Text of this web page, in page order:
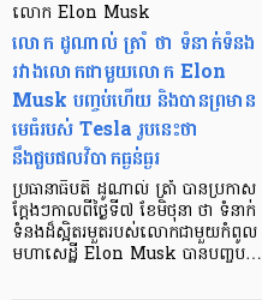
លោក Elon Musk
លោក ដូណាល់ ត្រាំ ថា ទំនាក់ទំនង
រវាងលោកជាមួយលោក Elon
Musk បញ្ចប់ហើយ និងបានព្រមាន
មេធំរបស់ Tesla រូបនេះថា
នឹងជួបផលវិបាកធ្ងន់ធ្ងរ
ប្រធានាធិបតី ដូណាល់ ត្រាំ បានប្រកាស
ក្ដែងៗកាលពីថ្ងៃទី៧ ខែមិថុនា ថា ទំនាក់
ទំនងដ៏ស្អិតរមួតរបស់លោកជាមួយកំពូល
មហាសេដ្ឋី Elon Musk បានបញ្ចប…